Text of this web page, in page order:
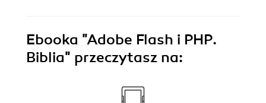
Ebooka "Adobe Flash i PHP.
Biblia" przeczytasz na: